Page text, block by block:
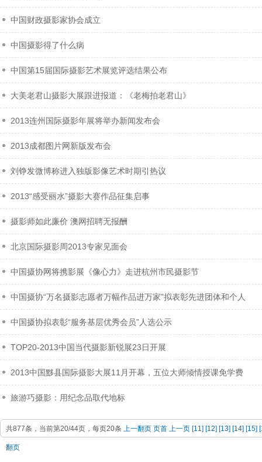
中国财政摄影家协会成立
中国摄影得了什么病
中国第15届国际摄影艺术展览评选结果公布
大美老君山摄影大展跟进报道：《老梅拍老君山》
2013连州国际摄影年展将举办新闻发布会
2013成都图片网新版发布会
刘铮发微博称进入独版影像艺术时期引热议
2013“感受丽水”摄影大赛作品征集启事
摄影师如此廉价 澳网招聘无报酬
北京国际摄影周2013专家见面会
中国摄协网将携影展《像心力》走进杭州市民摄影节
中国摄协“万名摄影志愿者万幅作品进万家”拟表彰先进团体和个人
中国摄协拟表彰“服务基层优秀会员”人选公示
TOP20-2013中国当代摄影新锐展23日开展
2013中国黟县国际摄影大展11月开幕，五位大师倾情授课免学费
旅游巧摄影：用纪念品取代地标
共877条，当前第20/44页，每页20条 上一翻页 页首 上一页 [11] [12] [13] [14] [15]
翻页